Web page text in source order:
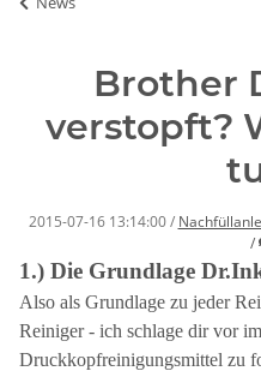
Brother
verstopft?
2015-07-16 13:14:00 /
/
1.) Die Grundlage
Also als Grundlage zu jeder
Reiniger - ich schlage dir vor
Druckkopfreinigungsmittel zu